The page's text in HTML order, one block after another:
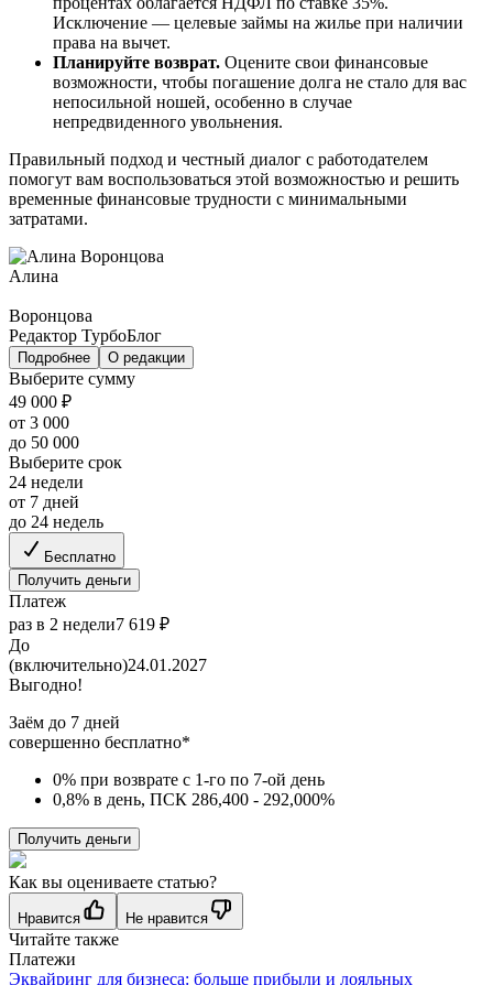
Исключение — целевые займы на жилье при наличии
права на вычет.
Планируйте возврат. Оцените свои финансовые
возможности, чтобы погашение долга не стало для вас
непосильной ношей, особенно в случае
непредвиденного увольнения.
Правильный подход и честный диалог с работодателем
помогут вам воспользоваться этой возможностью и решить
временные финансовые трудности с минимальными
затратами.
Алина
Воронцова
Редактор ТурбоБлог
Подробнее О редакции
Выберите сумму
49 000 ₽
от 3 000
до 50 000
Выберите срок
24 недели
от 7 дней
до 24 недель
Бесплатно
Получить деньги
Платеж
раз в 2 недели7 619 ₽
До
(включительно)24.01.2027
Выгодно!
Заём до 7 дней
совершенно бесплатно*
0% при возврате с 1-го по 7-ой день
0,8% в день, ПСК 286,400 - 292,000%
Получить деньги
Как вы оцениваете статью?
Нравится Не нравится
Читайте также
Платежи
Эквайринг для бизнеса: больше прибыли и лояльных